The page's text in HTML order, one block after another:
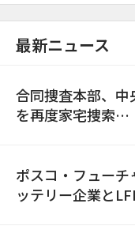
最新ニュース
合同捜査本部、
を再度家宅捜索…
ポスコ・フュー
ッテリー企業と